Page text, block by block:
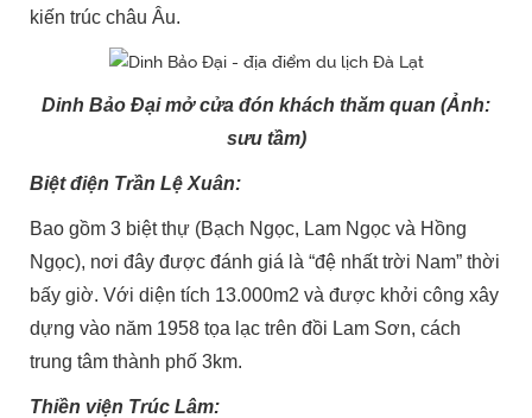
kiến trúc châu Âu.
Dinh Bảo Đại mở cửa đón khách thăm quan (Ảnh:
sưu tầm)
Biệt điện Trần Lệ Xuân:
Bao gồm 3 biệt thự (Bạch Ngọc, Lam Ngọc và Hồng
Ngọc), nơi đây được đánh giá là “đệ nhất trời Nam” thời
bấy giờ. Với diện tích 13.000m2 và được khởi công xây
dựng vào năm 1958 tọa lạc trên đồi Lam Sơn, cách
trung tâm thành phố 3km.
Thiền viện Trúc Lâm: